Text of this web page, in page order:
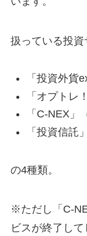
扱っている投資
「投資外貨
「オプトレ
「C-NEX」
「投資信託」
の4種類。
※ただし「C-
ビスが終了し